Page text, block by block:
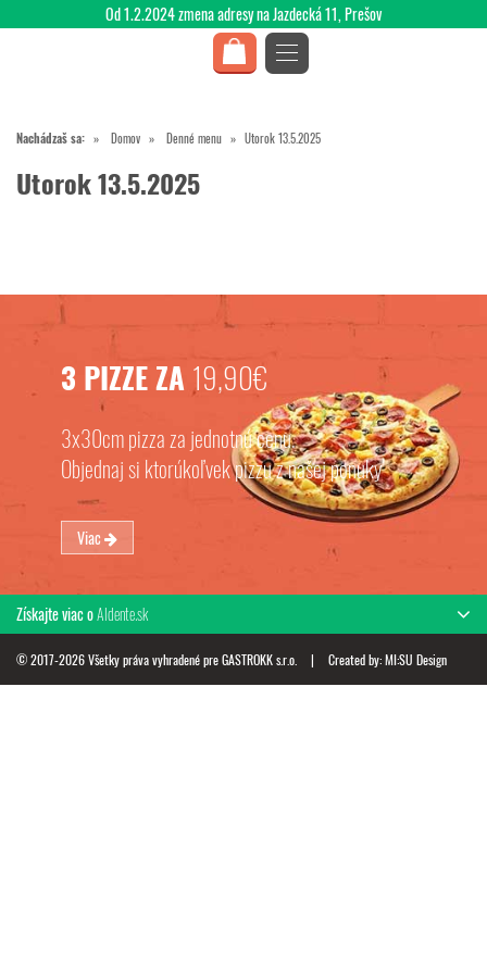
Nachádzaš sa: Domov Denné menu Utorok 13.5.2025
Utorok 13.5.2025
3 PIZZE ZA 19,90€
3x30cm pizza za jednotnú cenu.
Objednaj si ktorúkoľvek pizzu z našej ponuky
Viac
Získajte viac oAldente.sk
© 2017-2026 Všetky práva vyhradené pre GASTROKK s.r.o. | Created by:MI:SU Design
Od 1.2.2024 zmena adresy na Jazdecká 11, Prešov